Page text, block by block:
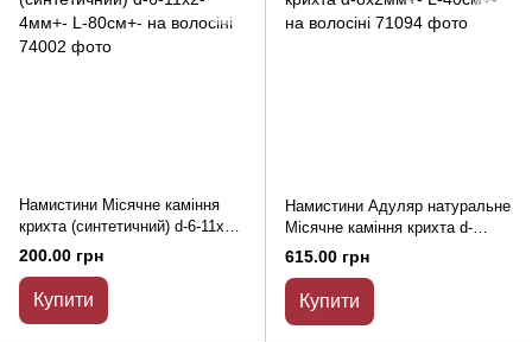
Намистини Місячне каміння
крихта (синтетичний) d-6-11х2-
4мм+- L-80см+- на волосіні
200.00 грн
Купити
Намистини Адуляр натуральне
Місячне каміння крихта d-
8х2мм+- L-40см+- на волосіні
615.00 грн
Купити